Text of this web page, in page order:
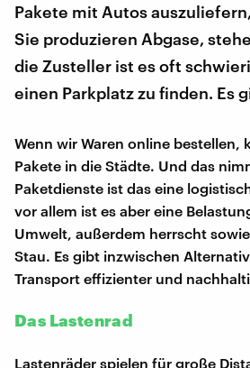
Pakete mit Autos
Sie produzieren Abgase,
die Zusteller ist es oft
einen Parkplatz zu finden. Es
Wenn wir Waren online bestellen,
Pakete in die Städte. Und das
Paketdienste ist das eine
vor allem ist es aber eine
Umwelt, außerdem herrscht
Stau. Es gibt inzwischen
Transport effizienter und
Das Lastenrad
Lastenräder spielen für große